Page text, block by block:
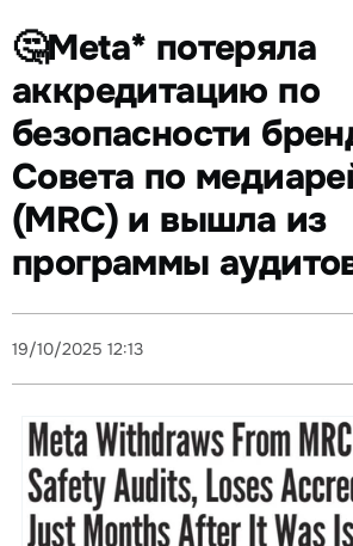
🤔Meta* потеряла
аккредитацию по
безопасности
Совета по
(MRC) и вышла из
программы
19/10/2025 12:13